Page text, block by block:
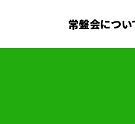
常盤会につい